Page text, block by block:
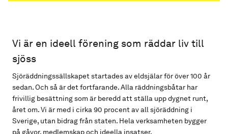
Vi är en ideell förening som räddar liv till
sjöss
Sjöräddningssällskapet startades av eldsjälar för över 100 år
sedan. Och så är det fortfarande. Alla räddningsbåtar har
frivillig besättning som är beredd att ställa upp dygnet runt,
året om. Vi är med i cirka 90 procent av all sjöräddning i
Sverige, utan bidrag från staten. Hela verksamheten bygger
på gåvor, medlemskap och ideella insatser.